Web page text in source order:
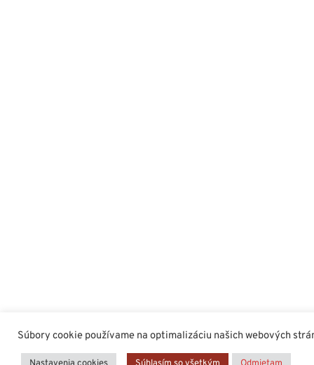
Súbory cookie používame na optimalizáciu našich webových